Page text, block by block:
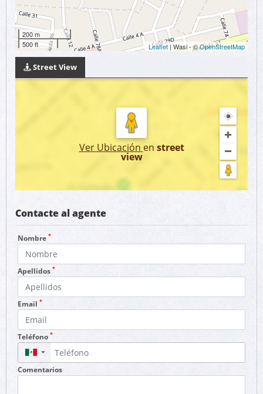
200 m
500 ft
Leaflet | Wasi - ©OpenStreetMap
Street View
Ver Ubicación en street
view
Contacte al agente
Nombre*
Apellidos *
Email *
Teléfono*
▼
Comentarios